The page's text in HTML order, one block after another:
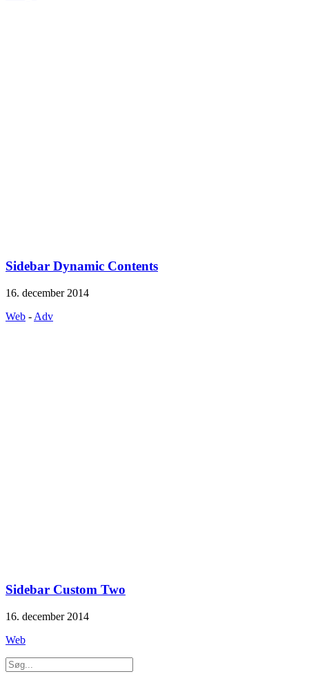
Sidebar Dynamic Contents
16. december 2014
Web - Adv
Sidebar Custom Two
16. december 2014
Web